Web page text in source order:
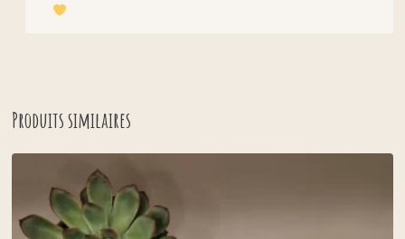
Produits similaires